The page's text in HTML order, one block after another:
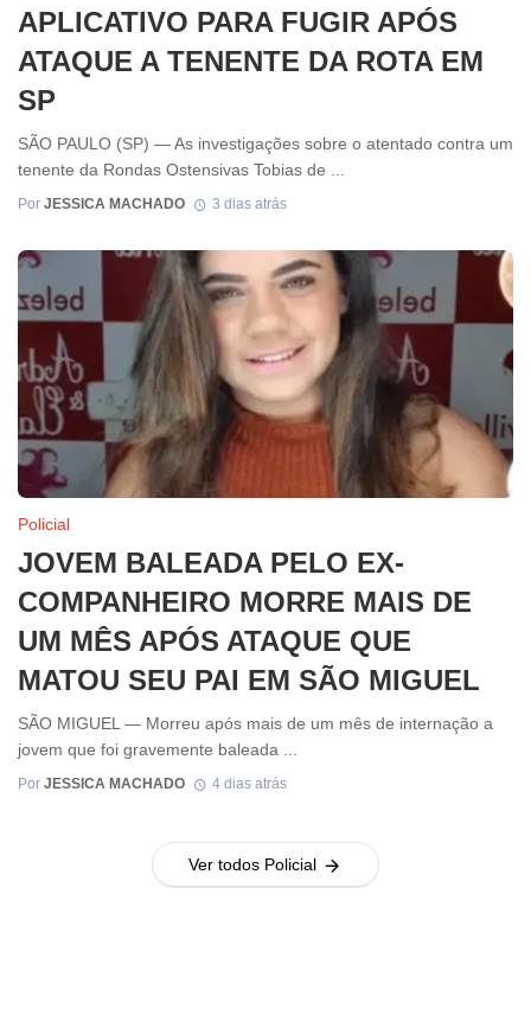
APLICATIVO PARA FUGIR APÓS
ATAQUE A TENENTE DA ROTA EM
SP
SÃO PAULO (SP) — As investigações sobre o atentado contra um
tenente da Rondas Ostensivas Tobias de ...
Por JESSICA MACHADO 3 dias atrás
Policial
JOVEM BALEADA PELO EX-
COMPANHEIRO MORRE MAIS DE
UM MÊS APÓS ATAQUE QUE
MATOU SEU PAI EM SÃO MIGUEL
SÃO MIGUEL — Morreu após mais de um mês de internação a
jovem que foi gravemente baleada ...
Por JESSICA MACHADO 4 dias atrás
Ver todos Policial